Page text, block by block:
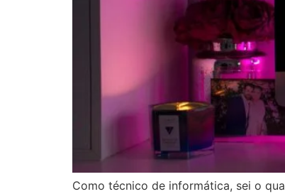
Como técnico de informática, sei o